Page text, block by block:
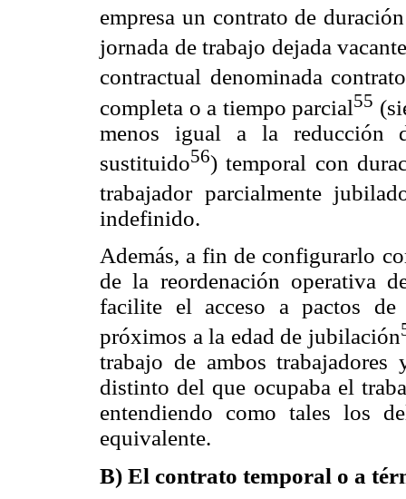
empresa un contrato de
jornada de trabajo dejada
contractual denominada
completa o a tiempo parcial55
menos igual a la reducción
sustituido56) temporal con
trabajador parcialmente
indefinido.
Además, a fin de configurarlo
de la reordenación operativa
facilite el acceso a pactos de
próximos a la edad de jubilación
trabajo de ambos
distinto del que ocupaba el
entendiendo como tales los
equivalente.
B) El contrato temporal o a